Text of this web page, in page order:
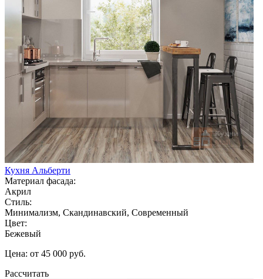
Кухня Альберти
Материал фасада:
Акрил
Стиль:
Минимализм, Скандинавский, Современный
Цвет:
Бежевый
Цена: от 45 000 руб.
Рассчитать